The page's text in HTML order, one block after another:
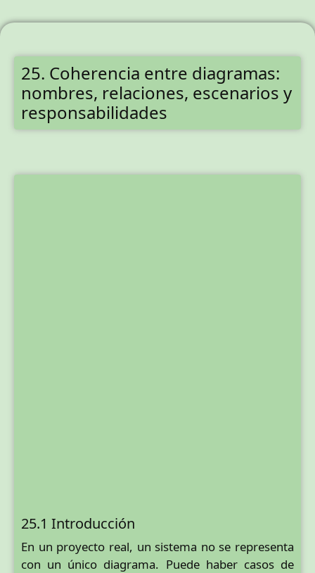
25. Coherencia entre diagramas:
nombres, relaciones, escenarios y
responsabilidades
25.1 Introducción
En un proyecto real, un sistema no se representa
con un único diagrama. Puede haber casos de